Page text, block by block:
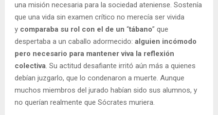
una misión necesaria para la sociedad ateniense. Sostenía
que una vida sin examen crítico no merecía ser vivida
y comparaba su rol con el de un “tábano” que
despertaba a un caballo adormecido: alguien incómodo
pero necesario para mantener viva la reflexión
colectiva. Su actitud desafiante irritó aún más a quienes
debían juzgarlo, que lo condenaron a muerte. Aunque
muchos miembros del jurado habían sido sus alumnos, y
no querían realmente que Sócrates muriera.